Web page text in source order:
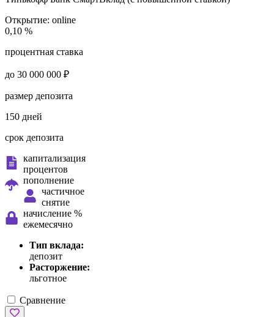
Открытие: online
0,10 %
процентная ставка
до 30 000 000 ₽
размер депозита
150 дней
срок депозита
капитализация
процентов
пополнение
частичное
снятие
начисление %
ежемесячно
Тип вклада:
депозит
Расторжение:
льготное
Сравнение